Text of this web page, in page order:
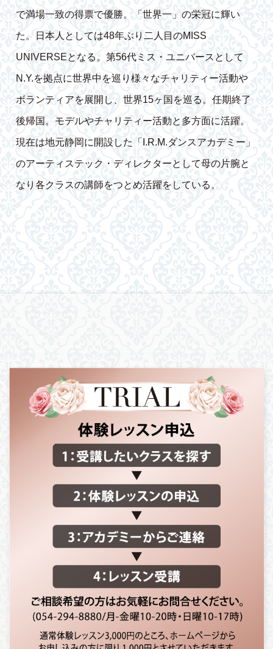
で満場一致の得票で優勝。「世界一」の栄冠に輝い
た。日本人としては48年ぶり二人目のMISS
UNIVERSEとなる。第56代ミス・ユニバースとして
N.Y.を拠点に世界中を巡り様々なチャリティー活動や
ボランティアを展開し、世界15ヶ国を巡る。任期終了
後帰国。モデルやチャリティー活動と多方面に活躍。
現在は地元静岡に開設した「I.R.M.ダンスアカデミー」
のアーティステック・ディレクターとして母の片腕と
なり各クラスの講師をつとめ活躍をしている。